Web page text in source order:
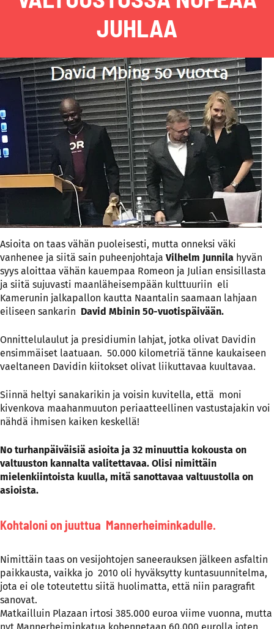
JUHLAA
Asioita on taas vähän puoleisesti, mutta onneksi väki
vanhenee ja siitä sain puheenjohtaja Vilhelm Junnila hyvän
syys aloittaa vähän kauempaa Romeon ja Julian ensisillasta
ja siitä sujuvasti maanläheisempään kulttuuriin eli
Kamerunin jalkapallon kautta Naantalin saamaan lahjaan
eiliseen sankarin David Mbinin 50-vuotispäivään.
Onnittelulaulut ja presidiumin lahjat, jotka olivat Davidin
ensimmäiset laatuaan. 50.000 kilometriä tänne kaukaiseen
vaeltaneen Davidin kiitokset olivat liikuttavaa kuultavaa.
Siinnä heltyi sanakarikin ja voisin kuvitella, että moni
kivenkova maahanmuuton periaatteellinen vastustajakin voi
nähdä ihmisen kaiken keskellä!
No turhanpäiväisiä asioita ja 32 minuuttia kokousta on
valtuuston kannalta valitettavaa. Olisi nimittäin
mielenkiintoista kuulla, mitä sanottavaa valtuustolla on
asioista.
Kohtaloni on juuttua Mannerheiminkadulle.
Nimittäin taas on vesijohtojen saneerauksen jälkeen asfaltin
paikkausta, vaikka jo 2010 oli hyväksytty kuntasuunnitelma,
jota ei ole toteutettu siitä huolimatta, että niin paragrafit
sanovat.
Matkailluin Plazaan irtosi 385.000 euroa viime vuonna, mutta
nyt Mannerheiminkatua kohennetaan 60.000 eurolla joten